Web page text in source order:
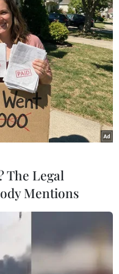
đình
#xã hội
#Vietnam
The Legal
Mentions